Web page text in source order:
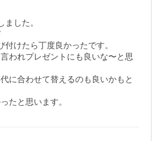
した。
付けたら丁度良かったです。
われプレゼントにも良いな〜と思
に合わせて替えるのも良いかもと
たと思います。